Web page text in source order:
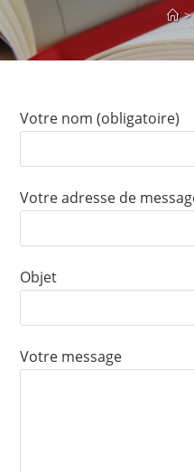
>
Votre nom (obligatoire)
Votre adresse de
Objet
Votre message